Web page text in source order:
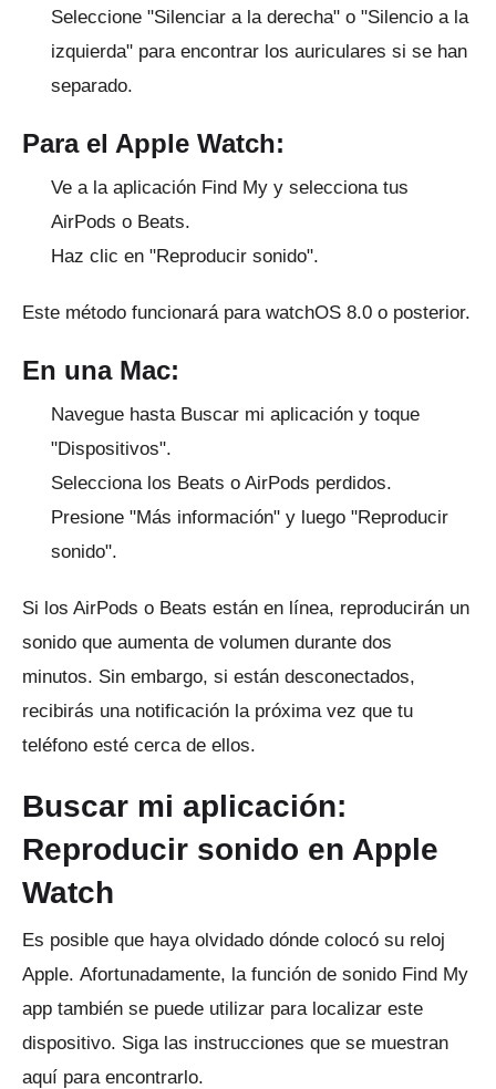
Seleccione "Silenciar a la derecha" o "Silencio a la
izquierda" para encontrar los auriculares si se han
separado.
Para el Apple Watch:
Ve a la aplicación Find My y selecciona tus
AirPods o Beats.
Haz clic en "Reproducir sonido".
Este método funcionará para watchOS 8.0 o posterior.
En una Mac:
Navegue hasta Buscar mi aplicación y toque
"Dispositivos".
Selecciona los Beats o AirPods perdidos.
Presione "Más información" y luego "Reproducir
sonido".
Si los AirPods o Beats están en línea, reproducirán un
sonido que aumenta de volumen durante dos
minutos. Sin embargo, si están desconectados,
recibirás una notificación la próxima vez que tu
teléfono esté cerca de ellos.
Buscar mi aplicación:
Reproducir sonido en Apple
Watch
Es posible que haya olvidado dónde colocó su reloj
Apple. Afortunadamente, la función de sonido Find My
app también se puede utilizar para localizar este
dispositivo. Siga las instrucciones que se muestran
aquí para encontrarlo.